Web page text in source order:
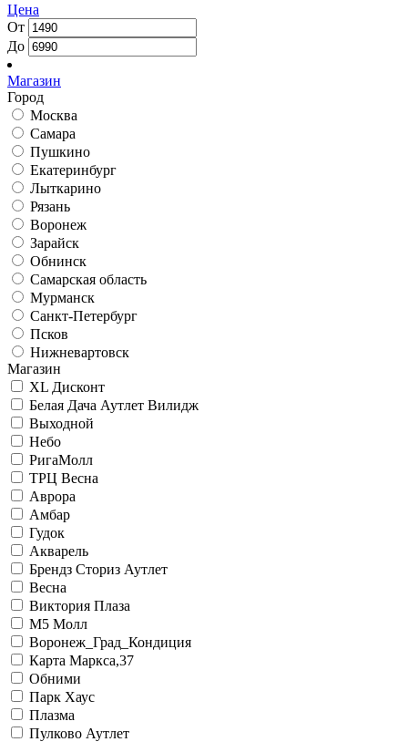
Цена
От
До
Магазин
Город
Москва
Самара
Пушкино
Екатеринбург
Лыткарино
Рязань
Воронеж
Зарайск
Обнинск
Самарская область
Мурманск
Санкт-Петербург
Псков
Нижневартовск
Магазин
XL Дисконт
Белая Дача Аутлет Вилидж
Выходной
Небо
РигаМолл
ТРЦ Весна
Аврора
Амбар
Гудок
Акварель
Брендз Сториз Аутлет
Весна
Виктория Плаза
М5 Молл
Воронеж_Град_Кондиция
Карта Маркса,37
Обними
Парк Хаус
Плазма
Пулково Аутлет